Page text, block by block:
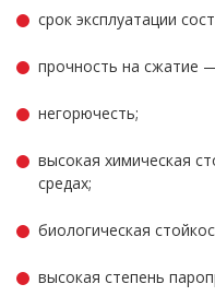
срок эксплуатации
прочность на сжатие
негорючесть;
высокая химическая
средах;
биологическая
высокая степень